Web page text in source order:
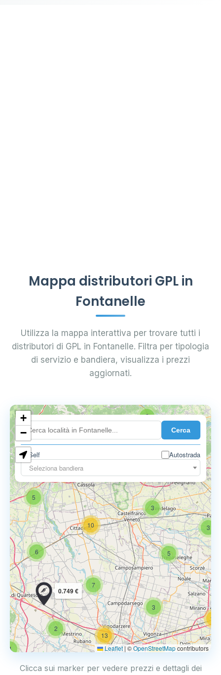
Mappa distributori GPL in
Fontanelle
Utilizza la mappa interattiva per trovare tutti i
distributori di GPL in Fontanelle. Filtra per tipologia
di servizio e bandiera, visualizza i prezzi
aggiornati.
Cerca
Self
Autostrada
Seleziona bandiera
3
14
3
2
5
6
4
2
5
3
6
10
7
13
0.749 €
+
−
Leaflet | ©OpenStreetMapcontributors
Clicca sui marker per vedere prezzi e dettagli dei